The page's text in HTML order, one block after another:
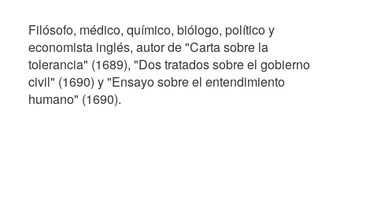
Filósofo, médico, químico, biólogo, político y
economista inglés, autor de "Carta sobre la
tolerancia" (1689), "Dos tratados sobre el gobierno
civil" (1690) y "Ensayo sobre el entendimiento
humano" (1690).